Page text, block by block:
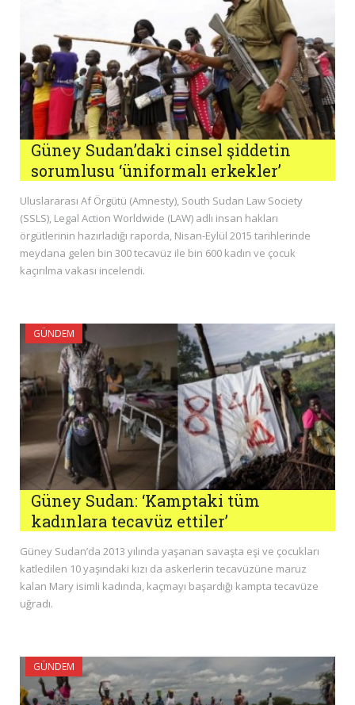
Güney Sudan’daki cinsel şiddetin
sorumlusu ‘üniformalı erkekler’
Uluslararası Af Örgütü (Amnesty), South Sudan Law Society
(SSLS), Legal Action Worldwide (LAW) adlı insan hakları
örgütlerinin hazırladığı raporda, Nisan-Eylül 2015 tarihlerinde
meydana gelen bin 300 tecavüz ile bin 600 kadın ve çocuk
kaçırılma vakası incelendi.
GÜNDEM
Güney Sudan: ‘Kamptaki tüm
kadınlara tecavüz ettiler’
Güney Sudan’da 2013 yılında yaşanan savaşta eşi ve çocukları
katledilen 10 yaşındaki kızı da askerlerin tecavüzüne maruz
kalan Mary isimli kadında, kaçmayı başardığı kampta tecavüze
uğradı.
GÜNDEM